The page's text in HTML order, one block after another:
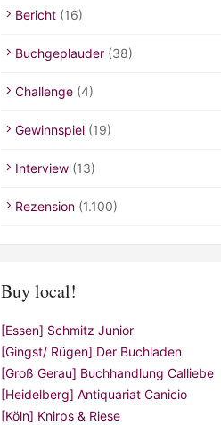
Bericht (16)
Buchgeplauder (38)
Challenge (4)
Gewinnspiel (19)
Interview (13)
Rezension (1.100)
Buy local!
[Essen] Schmitz Junior
[Gingst/ Rügen] Der Buchladen
[Groß Gerau] Buchhandlung Calliebe
[Heidelberg] Antiquariat Canicio
[Köln] Knirps & Riese